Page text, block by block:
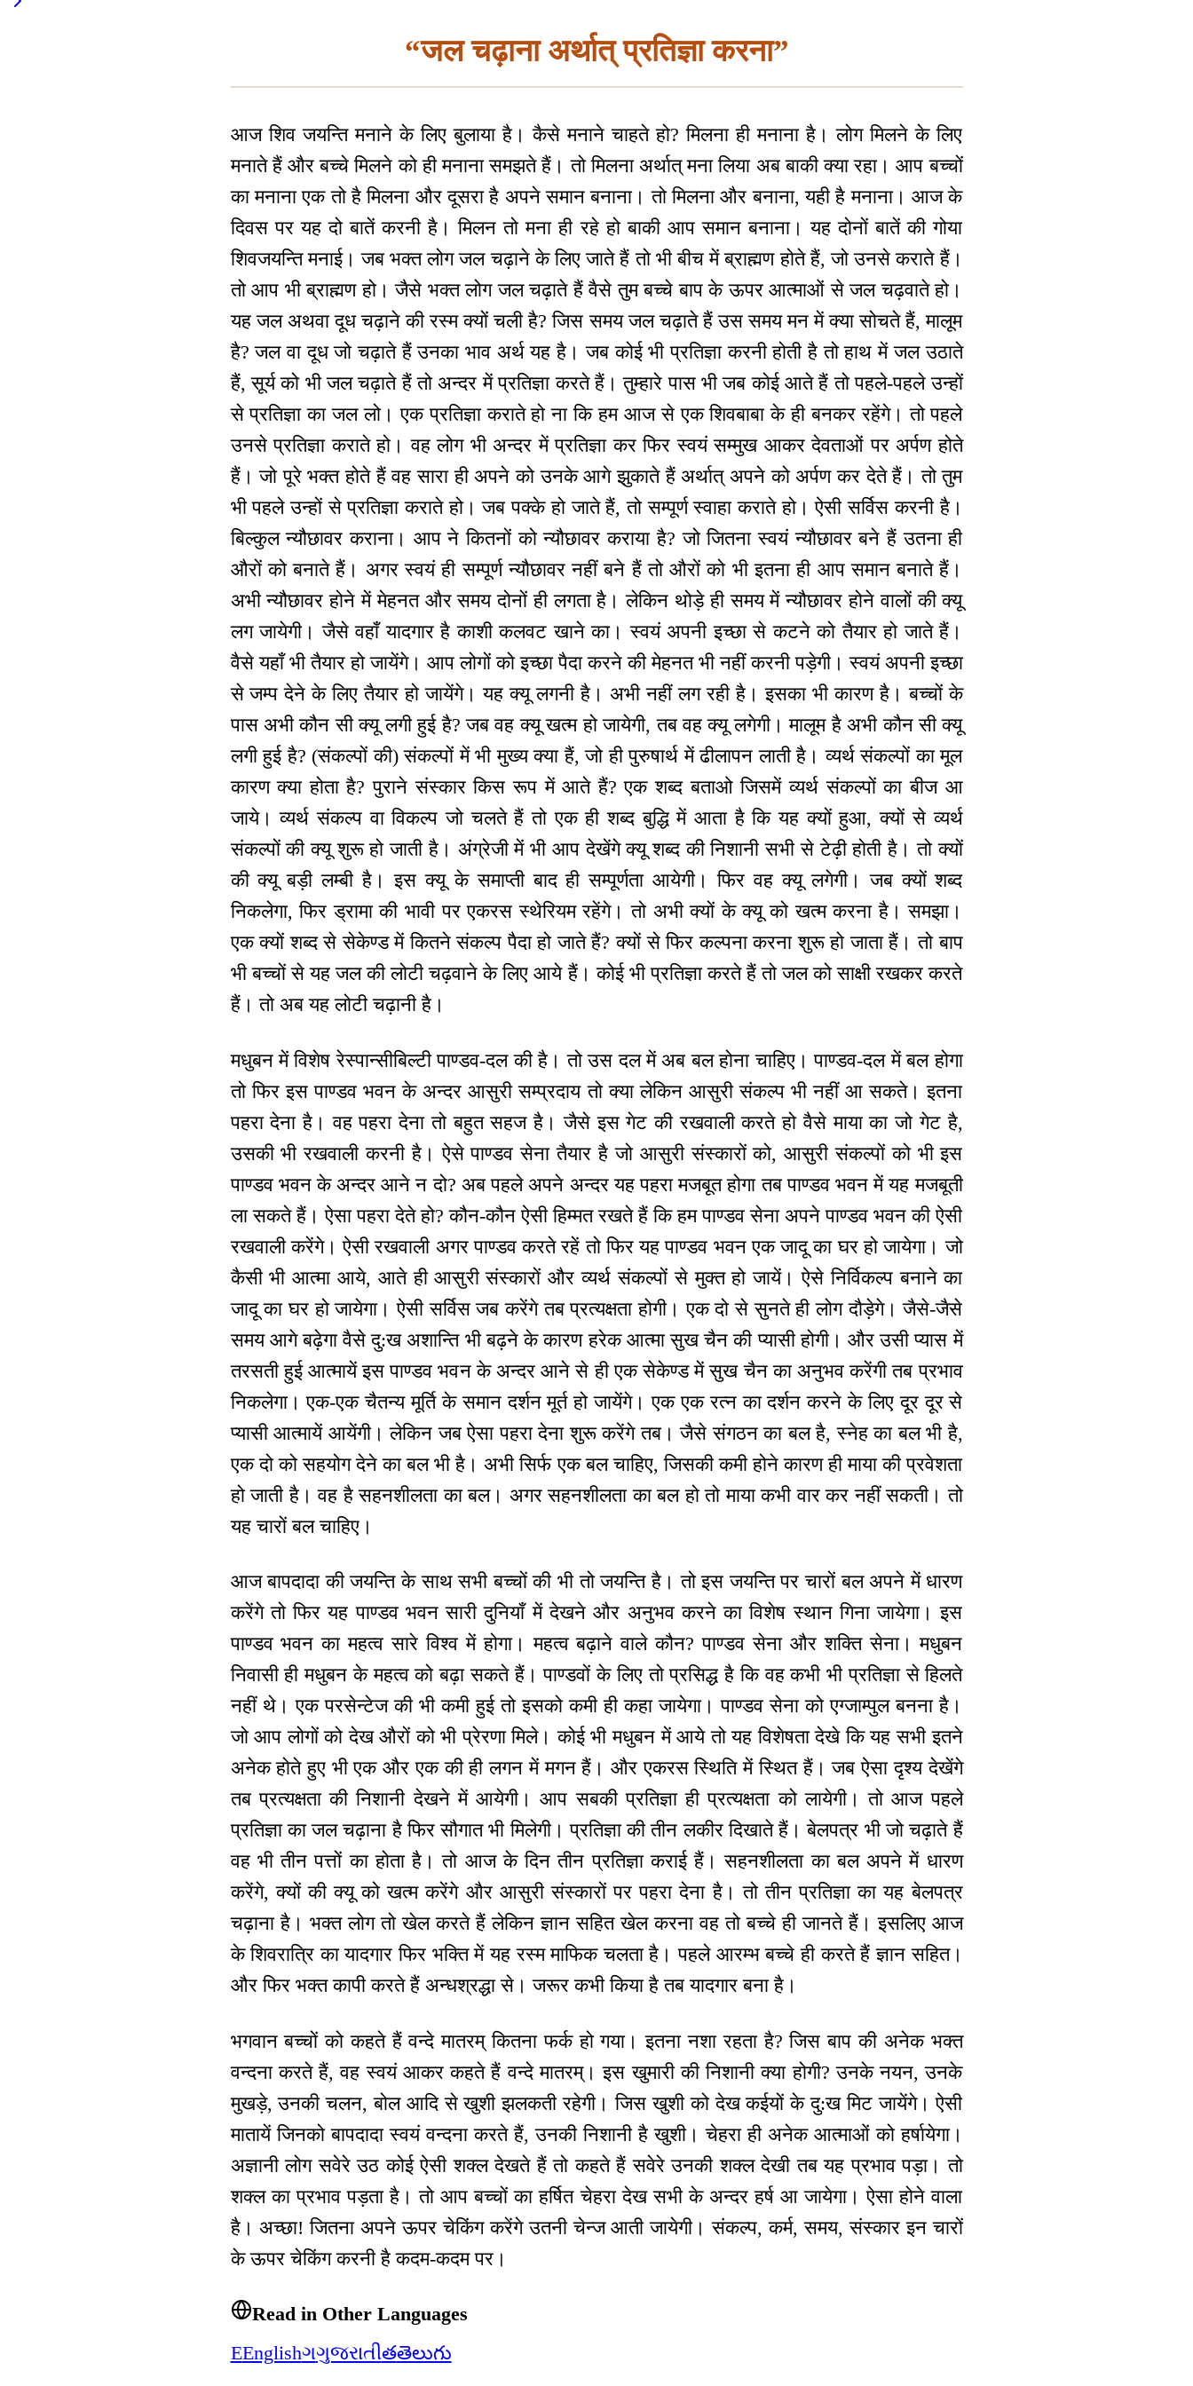
“जल चढ़ाना अर्थात् प्रतिज्ञा करना”
आज शिव जयन्ति मनाने के लिए बुलाया है। कैसे मनाने चाहते हो? मिलना ही मनाना है। लोग मिलने के लिए
मनाते हैं और बच्चे मिलने को ही मनाना समझते हैं। तो मिलना अर्थात् मना लिया अब बाकी क्या रहा। आप बच्चों
का मनाना एक तो है मिलना और दूसरा है अपने समान बनाना। तो मिलना और बनाना, यही है मनाना। आज के
दिवस पर यह दो बातें करनी है। मिलन तो मना ही रहे हो बाकी आप समान बनाना। यह दोनों बातें की गोया
शिवजयन्ति मनाई। जब भक्त लोग जल चढ़ाने के लिए जाते हैं तो भी बीच में ब्राह्मण होते हैं, जो उनसे कराते हैं।
तो आप भी ब्राह्मण हो। जैसे भक्त लोग जल चढ़ाते हैं वैसे तुम बच्चे बाप के ऊपर आत्माओं से जल चढ़वाते हो।
यह जल अथवा दूध चढ़ाने की रस्म क्यों चली है? जिस समय जल चढ़ाते हैं उस समय मन में क्या सोचते हैं, मालूम
है? जल वा दूध जो चढ़ाते हैं उनका भाव अर्थ यह है। जब कोई भी प्रतिज्ञा करनी होती है तो हाथ में जल उठाते
हैं, सूर्य को भी जल चढ़ाते हैं तो अन्दर में प्रतिज्ञा करते हैं। तुम्हारे पास भी जब कोई आते हैं तो पहले-पहले उन्हों
से प्रतिज्ञा का जल लो। एक प्रतिज्ञा कराते हो ना कि हम आज से एक शिवबाबा के ही बनकर रहेंगे। तो पहले
उनसे प्रतिज्ञा कराते हो। वह लोग भी अन्दर में प्रतिज्ञा कर फिर स्वयं सम्मुख आकर देवताओं पर अर्पण होते
हैं। जो पूरे भक्त होते हैं वह सारा ही अपने को उनके आगे झुकाते हैं अर्थात् अपने को अर्पण कर देते हैं। तो तुम
भी पहले उन्हों से प्रतिज्ञा कराते हो। जब पक्के हो जाते हैं, तो सम्पूर्ण स्वाहा कराते हो। ऐसी सर्विस करनी है।
बिल्कुल न्यौछावर कराना। आप ने कितनों को न्यौछावर कराया है? जो जितना स्वयं न्यौछावर बने हैं उतना ही
औरों को बनाते हैं। अगर स्वयं ही सम्पूर्ण न्यौछावर नहीं बने हैं तो औरों को भी इतना ही आप समान बनाते हैं।
अभी न्यौछावर होने में मेहनत और समय दोनों ही लगता है। लेकिन थोड़े ही समय में न्यौछावर होने वालों की क्यू
लग जायेगी। जैसे वहाँ यादगार है काशी कलवट खाने का। स्वयं अपनी इच्छा से कटने को तैयार हो जाते हैं।
वैसे यहाँ भी तैयार हो जायेंगे। आप लोगों को इच्छा पैदा करने की मेहनत भी नहीं करनी पड़ेगी। स्वयं अपनी इच्छा
से जम्प देने के लिए तैयार हो जायेंगे। यह क्यू लगनी है। अभी नहीं लग रही है। इसका भी कारण है। बच्चों के
पास अभी कौन सी क्यू लगी हुई है? जब वह क्यू खत्म हो जायेगी, तब वह क्यू लगेगी। मालूम है अभी कौन सी क्यू
लगी हुई है? (संकल्पों की) संकल्पों में भी मुख्य क्या हैं, जो ही पुरुषार्थ में ढीलापन लाती है। व्यर्थ संकल्पों का मूल
कारण क्या होता है? पुराने संस्कार किस रूप में आते हैं? एक शब्द बताओ जिसमें व्यर्थ संकल्पों का बीज आ
जाये। व्यर्थ संकल्प वा विकल्प जो चलते हैं तो एक ही शब्द बुद्धि में आता है कि यह क्यों हुआ, क्यों से व्यर्थ
संकल्पों की क्यू शुरू हो जाती है। अंग्रेजी में भी आप देखेंगे क्यू शब्द की निशानी सभी से टेढ़ी होती है। तो क्यों
की क्यू बड़ी लम्बी है। इस क्यू के समाप्ती बाद ही सम्पूर्णता आयेगी। फिर वह क्यू लगेगी। जब क्यों शब्द
निकलेगा, फिर ड्रामा की भावी पर एकरस स्थेरियम रहेंगे। तो अभी क्यों के क्यू को खत्म करना है। समझा।
एक क्यों शब्द से सेकेण्ड में कितने संकल्प पैदा हो जाते हैं? क्यों से फिर कल्पना करना शुरू हो जाता हैं। तो बाप
भी बच्चों से यह जल की लोटी चढ़वाने के लिए आये हैं। कोई भी प्रतिज्ञा करते हैं तो जल को साक्षी रखकर करते
हैं। तो अब यह लोटी चढ़ानी है।
मधुबन में विशेष रेस्पान्सीबिल्टी पाण्डव-दल की है। तो उस दल में अब बल होना चाहिए। पाण्डव-दल में बल होगा
तो फिर इस पाण्डव भवन के अन्दर आसुरी सम्प्रदाय तो क्या लेकिन आसुरी संकल्प भी नहीं आ सकते। इतना
पहरा देना है। वह पहरा देना तो बहुत सहज है। जैसे इस गेट की रखवाली करते हो वैसे माया का जो गेट है,
उसकी भी रखवाली करनी है। ऐसे पाण्डव सेना तैयार है जो आसुरी संस्कारों को, आसुरी संकल्पों को भी इस
पाण्डव भवन के अन्दर आने न दो? अब पहले अपने अन्दर यह पहरा मजबूत होगा तब पाण्डव भवन में यह मजबूती
ला सकते हैं। ऐसा पहरा देते हो? कौन-कौन ऐसी हिम्मत रखते हैं कि हम पाण्डव सेना अपने पाण्डव भवन की ऐसी
रखवाली करेंगे। ऐसी रखवाली अगर पाण्डव करते रहें तो फिर यह पाण्डव भवन एक जादू का घर हो जायेगा। जो
कैसी भी आत्मा आये, आते ही आसुरी संस्कारों और व्यर्थ संकल्पों से मुक्त हो जायें। ऐसे निर्विकल्प बनाने का
जादू का घर हो जायेगा। ऐसी सर्विस जब करेंगे तब प्रत्यक्षता होगी। एक दो से सुनते ही लोग दौड़ेगे। जैसे-जैसे
समय आगे बढ़ेगा वैसे दु:ख अशान्ति भी बढ़ने के कारण हरेक आत्मा सुख चैन की प्यासी होगी। और उसी प्यास में
तरसती हुई आत्मायें इस पाण्डव भवन के अन्दर आने से ही एक सेकेण्ड में सुख चैन का अनुभव करेंगी तब प्रभाव
निकलेगा। एक-एक चैतन्य मूर्ति के समान दर्शन मूर्त हो जायेंगे। एक एक रत्न का दर्शन करने के लिए दूर दूर से
प्यासी आत्मायें आयेंगी। लेकिन जब ऐसा पहरा देना शुरू करेंगे तब। जैसे संगठन का बल है, स्नेह का बल भी है,
एक दो को सहयोग देने का बल भी है। अभी सिर्फ एक बल चाहिए, जिसकी कमी होने कारण ही माया की प्रवेशता
हो जाती है। वह है सहनशीलता का बल। अगर सहनशीलता का बल हो तो माया कभी वार कर नहीं सकती। तो
यह चारों बल चाहिए।
आज बापदादा की जयन्ति के साथ सभी बच्चों की भी तो जयन्ति है। तो इस जयन्ति पर चारों बल अपने में धारण
करेंगे तो फिर यह पाण्डव भवन सारी दुनियाँ में देखने और अनुभव करने का विशेष स्थान गिना जायेगा। इस
पाण्डव भवन का महत्व सारे विश्व में होगा। महत्व बढ़ाने वाले कौन? पाण्डव सेना और शक्ति सेना। मधुबन
निवासी ही मधुबन के महत्व को बढ़ा सकते हैं। पाण्डवों के लिए तो प्रसिद्ध है कि वह कभी भी प्रतिज्ञा से हिलते
नहीं थे। एक परसेन्टेज की भी कमी हुई तो इसको कमी ही कहा जायेगा। पाण्डव सेना को एग्जाम्पुल बनना है।
जो आप लोगों को देख औरों को भी प्रेरणा मिले। कोई भी मधुबन में आये तो यह विशेषता देखे कि यह सभी इतने
अनेक होते हुए भी एक और एक की ही लगन में मगन हैं। और एकरस स्थिति में स्थित हैं। जब ऐसा दृश्य देखेंगे
तब प्रत्यक्षता की निशानी देखने में आयेगी। आप सबकी प्रतिज्ञा ही प्रत्यक्षता को लायेगी। तो आज पहले
प्रतिज्ञा का जल चढ़ाना है फिर सौगात भी मिलेगी। प्रतिज्ञा की तीन लकीर दिखाते हैं। बेलपत्र भी जो चढ़ाते हैं
वह भी तीन पत्तों का होता है। तो आज के दिन तीन प्रतिज्ञा कराई हैं। सहनशीलता का बल अपने में धारण
करेंगे, क्यों की क्यू को खत्म करेंगे और आसुरी संस्कारों पर पहरा देना है। तो तीन प्रतिज्ञा का यह बेलपत्र
चढ़ाना है। भक्त लोग तो खेल करते हैं लेकिन ज्ञान सहित खेल करना वह तो बच्चे ही जानते हैं। इसलिए आज
के शिवरात्रि का यादगार फिर भक्ति में यह रस्म माफिक चलता है। पहले आरम्भ बच्चे ही करते हैं ज्ञान सहित।
और फिर भक्त कापी करते हैं अन्धश्रद्धा से। जरूर कभी किया है तब यादगार बना है।
भगवान बच्चों को कहते हैं वन्दे मातरम् कितना फर्क हो गया। इतना नशा रहता है? जिस बाप की अनेक भक्त
वन्दना करते हैं, वह स्वयं आकर कहते हैं वन्दे मातरम्। इस खुमारी की निशानी क्या होगी? उनके नयन, उनके
मुखड़े, उनकी चलन, बोल आदि से खुशी झलकती रहेगी। जिस खुशी को देख कईयों के दु:ख मिट जायेंगे। ऐसी
मातायें जिनको बापदादा स्वयं वन्दना करते हैं, उनकी निशानी है खुशी। चेहरा ही अनेक आत्माओं को हर्षायेगा।
अज्ञानी लोग सवेरे उठ कोई ऐसी शक्ल देखते हैं तो कहते हैं सवेरे उनकी शक्ल देखी तब यह प्रभाव पड़ा। तो
शक्ल का प्रभाव पड़ता है। तो आप बच्चों का हर्षित चेहरा देख सभी के अन्दर हर्ष आ जायेगा। ऐसा होने वाला
है। अच्छा! जितना अपने ऊपर चेकिंग करेंगे उतनी चेन्ज आती जायेगी। संकल्प, कर्म, समय, संस्कार इन चारों
के ऊपर चेकिंग करनी है कदम-कदम पर।
Read in Other Languages
EEnglishગગુજરાતીతతెలుగు